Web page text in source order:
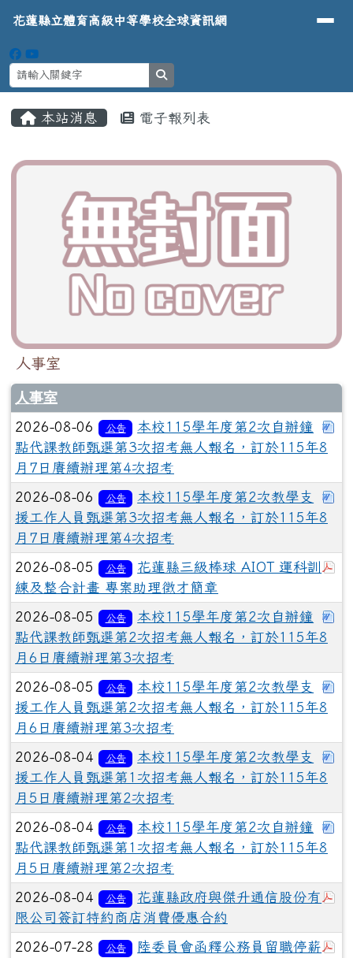
花蓮縣立體育高級中等學校全球資
導覽列
花蓮縣立體育高級中等學校全球資訊網
本站消息 電子報列表
人事室
人事室
2026-08-06 公告
本校115學年度第2次自辦鐘
點代課教師甄選第3次招考無人報名，訂於115年8
月7日賡續辦理第4次招考
2026-08-06 公告
本校115學年度第2次教學支
援工作人員甄選第3次招考無人報名，訂於115年8
月7日賡續辦理第4次招考
2026-08-05 公告
花蓮縣三級棒球 AIOT 運科訓
練及整合計畫 專案助理徵才簡章
2026-08-05 公告
本校115學年度第2次自辦鐘
點代課教師甄選第2次招考無人報名，訂於115年8
月6日賡續辦理第3次招考
2026-08-05 公告
本校115學年度第2次教學支
援工作人員甄選第2次招考無人報名，訂於115年8
月6日賡續辦理第3次招考
2026-08-04 公告
本校115學年度第2次教學支
援工作人員甄選第1次招考無人報名，訂於115年8
月5日賡續辦理第2次招考
2026-08-04 公告
本校115學年度第2次自辦鐘
點代課教師甄選第1次招考無人報名，訂於115年8
月5日賡續辦理第2次招考
2026-08-04 公告
花蓮縣政府與傑升通信股份有
限公司簽訂特約商店消費優惠合約
2026-07-28 公告
陸委員會函釋公務員留職停薪